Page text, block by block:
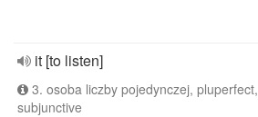
it [to listen]
3. osoba liczby pojedynczej, pluperfect,
subjunctive